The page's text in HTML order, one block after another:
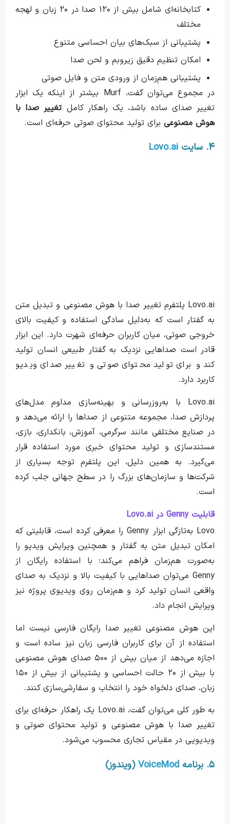
کتابخانه‌ای شامل بیش از ۱۲۰ صدا در ۲۰ زبان و لهجه
مختلف
پشتیبانی از سبک‌های بیان احساسی متنوع
امکان تنظیم دقیق زیروبم و لحن صدا
پشتیبانی هم‌زمان از ورودی متن و فایل صوتی
در مجموع می‌توان گفت، Murf بیشتر از اینکه یک ابزار
تغییر صدای ساده باشد، یک راهکار کاملتغییر صدا با
هوش مصنوعی برای تولید محتوای صوتی حرفه‌ای است.
۴. سایت Lovo.ai
Lovo.ai پلتفرم تغییر صدا با هوش مصنوعی و تبدیل متن
به گفتار است که به‌دلیل سادگی استفاده و کیفیت بالای
خروجی صوتی، میان کاربران حرفه‌ای شهرت دارد. این ابزار
قادر است صداهایی نزدیک به گفتار طبیعی انسان تولید
کند و برای تولید محتوای صوتی و تغییر صدای ویدیو
کاربرد دارد.
Lovo.ai با به‌روزرسانی و بهینه‌سازی مداوم مدل‌های
پردازش صدا، مجموعه متنوعی از صداها را ارائه می‌دهد و
در صنایع مختلفی مانند سرگرمی، آموزش، بانکداری، بازی،
مستندسازی و تولید محتوای خبری مورد استفاده قرار
می‌گیرد. به همین دلیل، این پلتفرم توجه بسیاری از
شرکت‌ها و سازمان‌های بزرگ را در سطح جهانی جلب کرده
است.
قابلیت Genny در Lovo.ai
Lovo به‌تازگی ابزار Genny را معرفی کرده است، قابلیتی که
امکان تبدیل متن به گفتار و همچنین ویرایش ویدیو را
به‌صورت هم‌زمان فراهم می‌کند؛ با استفاده رایگان از
Genny می‌توان صداهایی با کیفیت بالا و نزدیک به صدای
واقعی انسان تولید کرد و هم‌زمان روی ویدیوی پروژه نیز
ویرایش انجام داد.
این هوش مصنوعی تغییر صدا رایگان فارسی نیست اما
استفاده از آن برای کاربران فارسی زبان نیز ساده است و
اجازه می‌دهد از میان بیش از ۵۰۰ صدای هوش مصنوعی
با بیش از ۲۰ حالت احساسی و پشتیبانی از بیش از ۱۵۰
زبان، صدای دلخواه خود را انتخاب و سفارشی‌سازی کنند.
به طور کلی می‌توان گفت، Lovo.ai یک راهکار حرفه‌ای برای
تغییر صدا با هوش مصنوعی و تولید محتوای صوتی و
ویدیویی در مقیاس تجاری محسوب می‌شود.
۵. برنامه VoiceMod (ویندوز)